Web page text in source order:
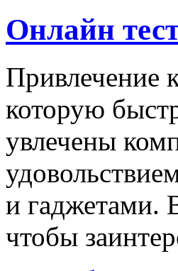
Онлайн
Привлечение
которую
увлечены
и гаджетами.
чтобы